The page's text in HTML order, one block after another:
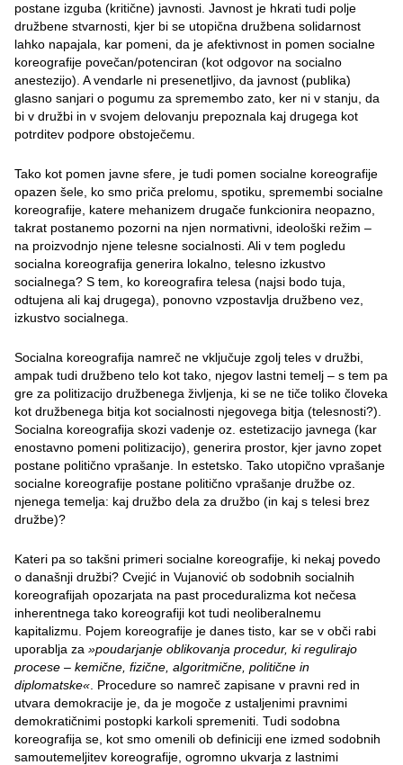
postane izguba (kritične) javnosti. Javnost je hkrati tudi polje
družbene stvarnosti, kjer bi se utopična družbena solidarnost
lahko napajala, kar pomeni, da je afektivnost in pomen socialne
koreografije povečan/potenciran (kot odgovor na socialno
anestezijo). A vendarle ni presenetljivo, da javnost (publika)
glasno sanjari o pogumu za spremembo zato, ker ni v stanju, da
bi v družbi in v svojem delovanju prepoznala kaj drugega kot
potrditev podpore obstoječemu.
Tako kot pomen javne sfere, je tudi pomen socialne koreografije
opazen šele, ko smo priča prelomu, spotiku, spremembi socialne
koreografije, katere mehanizem drugače funkcionira neopazno,
takrat postanemo pozorni na njen normativni, ideološki režim –
na proizvodnjo njene telesne socialnosti. Ali v tem pogledu
socialna koreografija generira lokalno, telesno izkustvo
socialnega? S tem, ko koreografira telesa (najsi bodo tuja,
odtujena ali kaj drugega), ponovno vzpostavlja družbeno vez,
izkustvo socialnega.
Socialna koreografija namreč ne vključuje zgolj teles v družbi,
ampak tudi družbeno telo kot tako, njegov lastni temelj – s tem pa
gre za politizacijo družbenega življenja, ki se ne tiče toliko človeka
kot družbenega bitja kot socialnosti njegovega bitja (telesnosti?).
Socialna koreografija skozi vadenje oz. estetizacijo javnega (kar
enostavno pomeni politizacijo), generira prostor, kjer javno zopet
postane politično vprašanje. In estetsko. Tako utopično vprašanje
socialne koreografije postane politično vprašanje družbe oz.
njenega temelja: kaj družbo dela za družbo (in kaj s telesi brez
družbe)?
Kateri pa so takšni primeri socialne koreografije, ki nekaj povedo
o današnji družbi? Cvejić in Vujanović ob sodobnih socialnih
koreografijah opozarjata na past proceduralizma kot nečesa
inherentnega tako koreografiji kot tudi neoliberalnemu
kapitalizmu. Pojem koreografije je danes tisto, kar se v obči rabi
uporablja za »poudarjanje oblikovanja procedur, ki regulirajo
procese – kemične, fizične, algoritmične, politične in
diplomatske« . Procedure so namreč zapisane v pravni red in
utvara demokracije je, da je mogoče z ustaljenimi pravnimi
demokratičnimi postopki karkoli spremeniti. Tudi sodobna
koreografija se, kot smo omenili ob definiciji ene izmed sodobnih
samoutemeljitev koreografije, ogromno ukvarja z lastnimi